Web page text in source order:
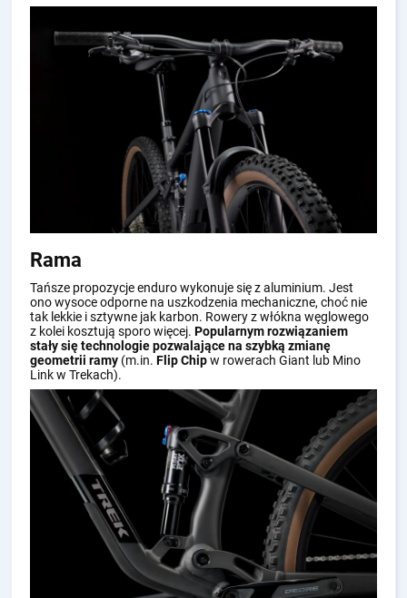
Rama
Tańsze propozycje enduro wykonuje się z aluminium. Jest
ono wysoce odporne na uszkodzenia mechaniczne, choć nie
tak lekkie i sztywne jak karbon. Rowery z włókna węglowego
z kolei kosztują sporo więcej. Popularnym rozwiązaniem
stały się technologie pozwalające na szybką zmianę
geometrii ramy (m.in. Flip Chipw rowerach Giant lub Mino
Link w Trekach).